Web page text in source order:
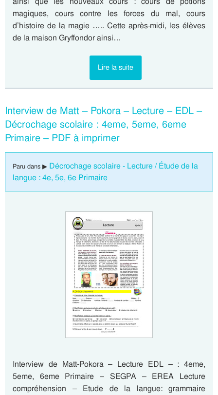
magiques, cours contre les forces du mal, cours
d’histoire de la magie ….. Cette après-midi, les élèves
de la maison Gryffondor ainsi…
Lire la suite
Interview de Matt – Pokora – Lecture – EDL –
Décrochage scolaire : 4eme, 5eme, 6eme
Primaire – PDF à imprimer
Paru dans ▶ Décrochage scolaire - Lecture / Étude de la
langue : 4e, 5e, 6e Primaire
Interview de Matt-Pokora – Lecture EDL – : 4eme,
5eme, 6eme Primaire – SEGPA – EREA Lecture
compréhension – Etude de la langue: grammaire